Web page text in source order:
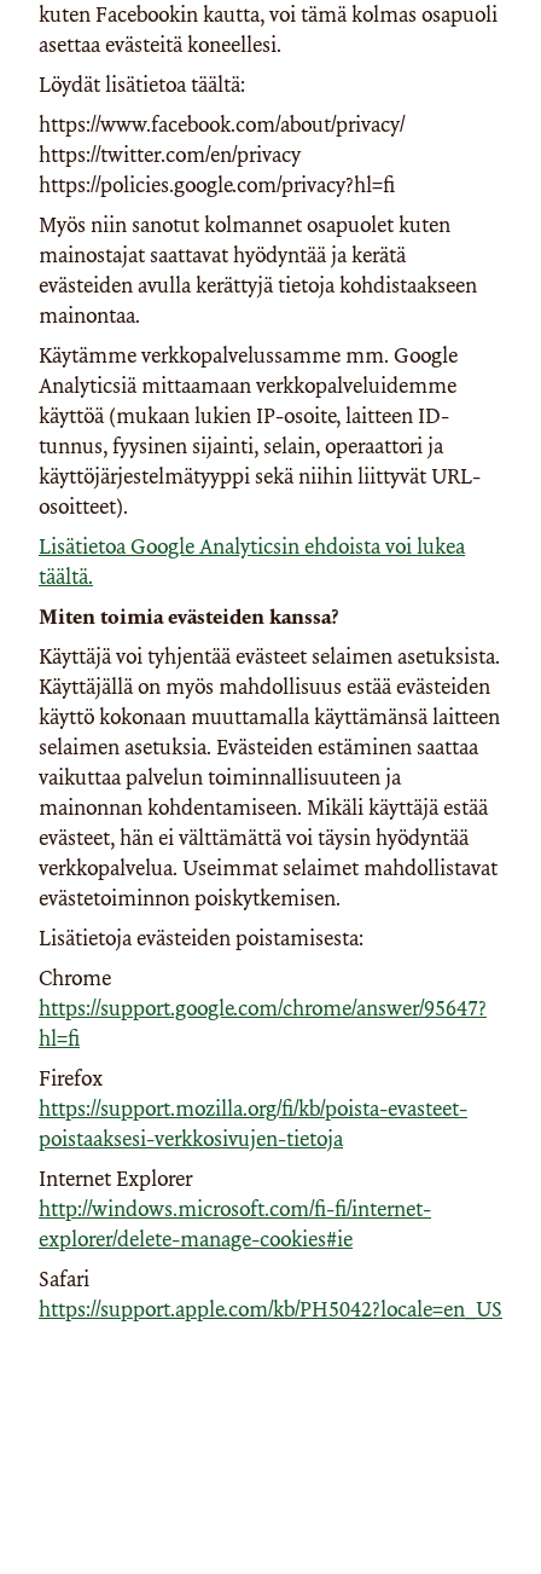
kuten Facebookin kautta, voi tämä kolmas osapuoli
asettaa evästeitä koneellesi.
Löydät lisätietoa täältä:
https://www.facebook.com/about/privacy/
https://twitter.com/en/privacy
https://policies.google.com/privacy?hl=fi
Myös niin sanotut kolmannet osapuolet kuten
mainostajat saattavat hyödyntää ja kerätä
evästeiden avulla kerättyjä tietoja kohdistaakseen
mainontaa.
Käytämme verkkopalvelussamme mm. Google
Analyticsiä mittaamaan verkkopalveluidemme
käyttöä (mukaan lukien IP-osoite, laitteen ID-
tunnus, fyysinen sijainti, selain, operaattori ja
käyttöjärjestelmätyyppi sekä niihin liittyvät URL-
osoitteet).
Lisätietoa Google Analyticsin ehdoista voi lukea
täältä.
Miten toimia evästeiden kanssa?
Käyttäjä voi tyhjentää evästeet selaimen asetuksista.
Käyttäjällä on myös mahdollisuus estää evästeiden
käyttö kokonaan muuttamalla käyttämänsä laitteen
selaimen asetuksia. Evästeiden estäminen saattaa
vaikuttaa palvelun toiminnallisuuteen ja
mainonnan kohdentamiseen. Mikäli käyttäjä estää
evästeet, hän ei välttämättä voi täysin hyödyntää
verkkopalvelua. Useimmat selaimet mahdollistavat
evästetoiminnon poiskytkemisen.
Lisätietoja evästeiden poistamisesta:
Chrome
https://support.google.com/chrome/answer/95647?
hl=fi
Firefox
https://support.mozilla.org/fi/kb/poista-evasteet-
poistaaksesi-verkkosivujen-tietoja
Internet Explorer
http://windows.microsoft.com/fi-fi/internet-
explorer/delete-manage-cookies#ie
Safari
https://support.apple.com/kb/PH5042?locale=en_US